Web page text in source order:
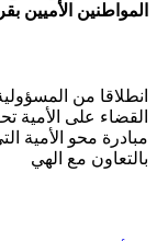
المواطنين الأميين
انطلاقا من
القضاء على الأمية
مبادرة محو الأمية
بالتعاون مع الهي